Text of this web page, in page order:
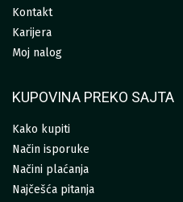
Kontakt
Karijera
Moj nalog
KUPOVINA PREKO SAJTA
Kako kupiti
Način isporuke
Načini plaćanja
Najčešća pitanja